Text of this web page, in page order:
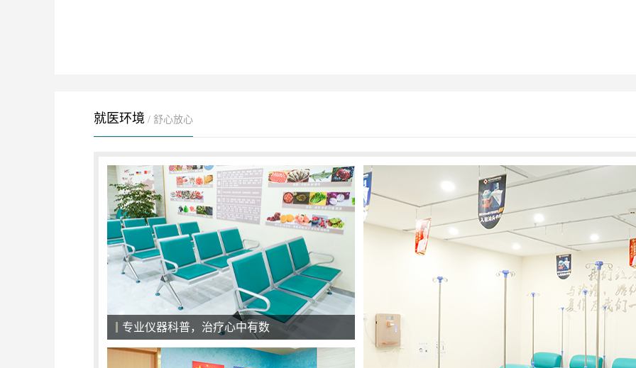
就医环境 / 舒心放心
专业仪器科普，治疗心中有数